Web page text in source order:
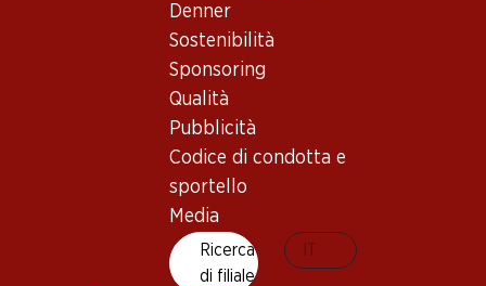
Denner
Sostenibilità
Sponsoring
Qualità
Pubblicità
Codice di condotta e
sportello
Media
Ricerca
di filiale
6 Prodotti
In alto